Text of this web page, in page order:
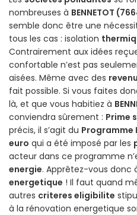
nombreuses à BENNETOT
semble donc être une
tous les cas : isolation
Contrairement aux idées
confortable n’est pas
aisées. Même avec des
fait possible. Si vous faites
là, et que vous habitiez à
conviendra sûrement : Prime
précis, il s’agit du Programme
euro qui a été imposé par les
acteur dans ce programme
energie. Apprêtez-vous donc
energetique ! Il faut quand
autres criteres eligibilite
à la rénovation energetique